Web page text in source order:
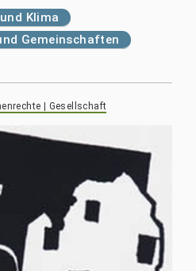
Klima
Gemeinschaften
| Gesellschaft